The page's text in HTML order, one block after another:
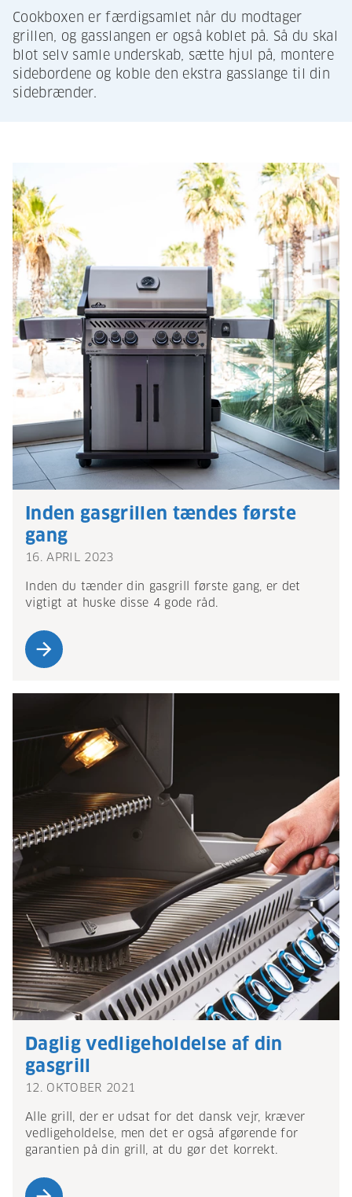
Cookboxen er færdigsamlet når du modtager
grillen, og gasslangen er også koblet på. Så du skal
blot selv samle underskab, sætte hjul på, montere
sidebordene og koble den ekstra gasslange til din
sidebrænder.
Inden gasgrillen tændes første
gang
16. APRIL 2023
Inden du tænder din gasgrill første gang, er det
vigtigt at huske disse 4 gode råd.
arrow_forward
Daglig vedligeholdelse af din
gasgrill
12. OKTOBER 2021
Alle grill, der er udsat for det dansk vejr, kræver
vedligeholdelse, men det er også afgørende for
garantien på din grill, at du gør det korrekt.